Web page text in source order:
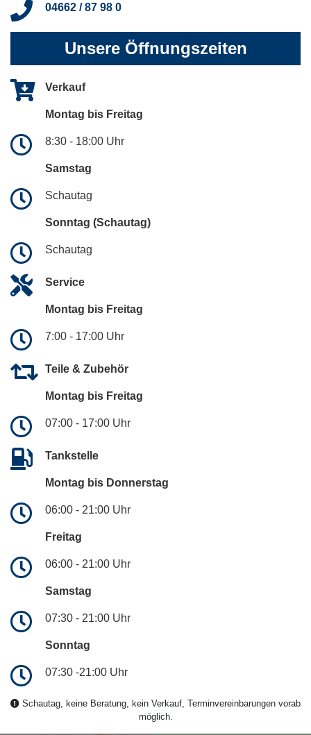
04662 / 87 98 0
Unsere Öffnungszeiten
Verkauf
Montag bis Freitag
8:30 - 18:00 Uhr
Samstag
Schautag
Sonntag (Schautag)
Schautag
Service
Montag bis Freitag
7:00 - 17:00 Uhr
Teile & Zubehör
Montag bis Freitag
07:00 - 17:00 Uhr
Tankstelle
Montag bis Donnerstag
06:00 - 21:00 Uhr
Freitag
06:00 - 21:00 Uhr
Samstag
07:30 - 21:00 Uhr
Sonntag
07:30 -21:00 Uhr
Schautag, keine Beratung, kein Verkauf, Terminvereinbarungen vorab
möglich.